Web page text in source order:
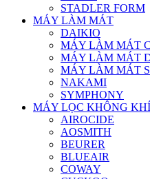
STADLER FORM
MÁY LÀM MÁT
DAIKIO
MÁY LÀM MÁT
MÁY LÀM MÁT
MÁY LÀM MÁT
NAKAMI
SYMPHONY
MÁY LỌC KHÔNG KHÍ
AIROCIDE
AOSMITH
BEURER
BLUEAIR
COWAY